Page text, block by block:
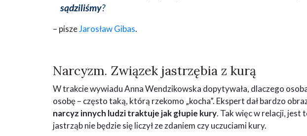
sądziliśmy?
– piszeJarosław Gibas.
Narcyzm. Związek jastrzębia z kurą
W trakcie wywiadu Anna Wendzikowska dopytywała, dlaczego
osobę – często taką, którą rzekomo „kocha”. Ekspert dał bardzo
narcyz innych ludzi traktuje jak głupie kury. Tak więc w relacji, jest
jastrząb nie będzie się liczył ze zdaniem czy uczuciami kury.